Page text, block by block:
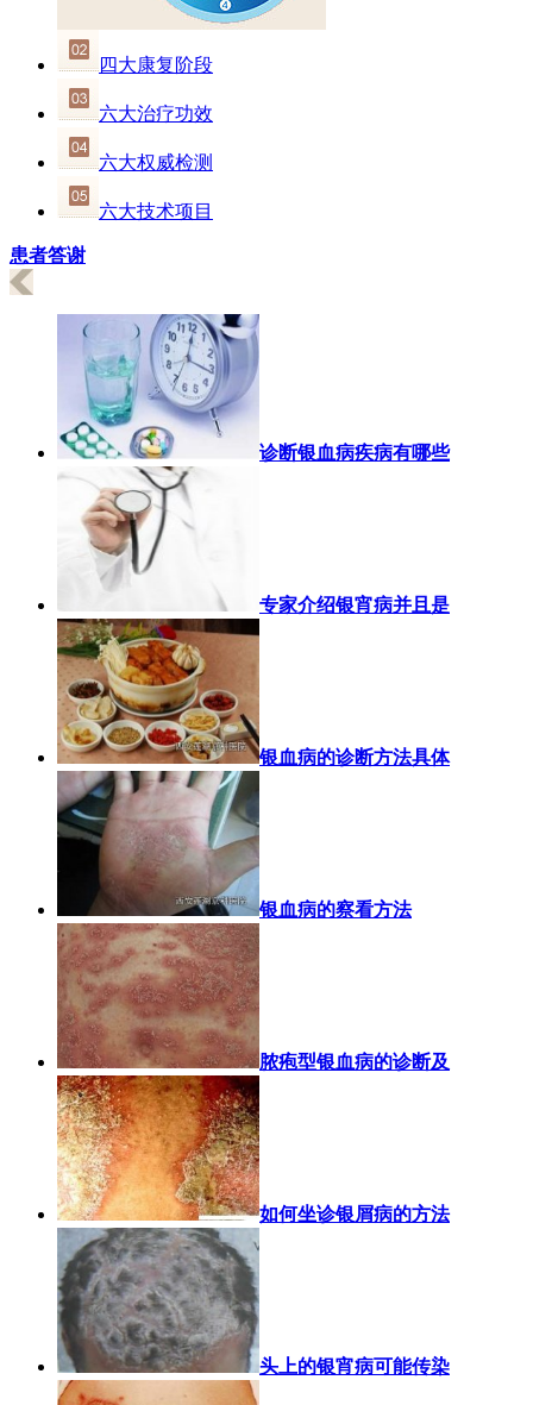
四大康复阶段
六大治疗功效
六大权威检测
六大技术项目
患者答谢
诊断银血病疾病有哪些
专家介绍银宵病并且是
银血病的诊断方法具体
银血病的察看方法
脓疱型银血病的诊断及
如何坐诊银屑病的方法
头上的银宵病可能传染